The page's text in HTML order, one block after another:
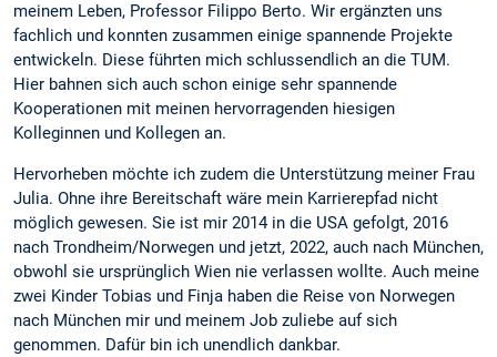
meinem Leben, Professor Filippo Berto. Wir ergänzten uns
fachlich und konnten zusammen einige spannende Projekte
entwickeln. Diese führten mich schlussendlich an die TUM.
Hier bahnen sich auch schon einige sehr spannende
Kooperationen mit meinen hervorragenden hiesigen
Kolleginnen und Kollegen an.
Hervorheben möchte ich zudem die Unterstützung meiner Frau
Julia. Ohne ihre Bereitschaft wäre mein Karrierepfad nicht
möglich gewesen. Sie ist mir 2014 in die USA gefolgt, 2016
nach Trondheim/Norwegen und jetzt, 2022, auch nach München,
obwohl sie ursprünglich Wien nie verlassen wollte. Auch meine
zwei Kinder Tobias und Finja haben die Reise von Norwegen
nach München mir und meinem Job zuliebe auf sich
genommen. Dafür bin ich unendlich dankbar.